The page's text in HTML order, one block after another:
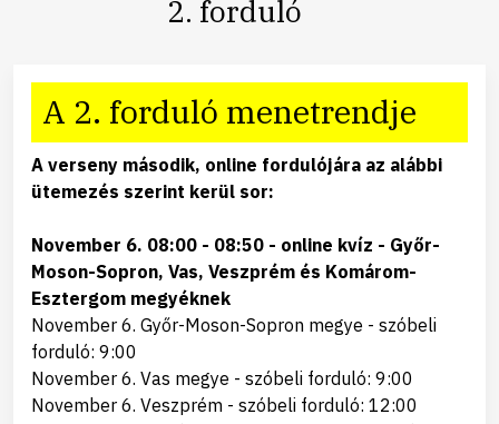
2. forduló
A 2. forduló menetrendje
A verseny második, online fordulójára az alábbi
ütemezés szerint kerül sor:
November 6. 08:00 - 08:50 - online kvíz - Győr-
Moson-Sopron, Vas, Veszprém és Komárom-
Esztergom megyéknek
November 6. Győr-Moson-Sopron megye - szóbeli
forduló: 9:00
November 6. Vas megye - szóbeli forduló: 9:00
November 6. Veszprém - szóbeli forduló: 12:00